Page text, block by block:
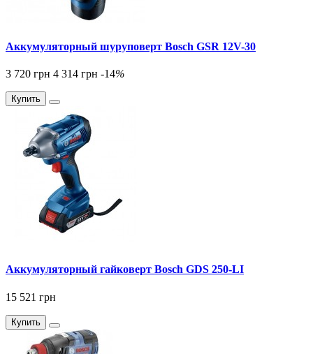
Аккумуляторный шуруповерт Bosch GSR 12V-30
3 720 грн 4 314 грн -14%
Купить
Аккумуляторный гайковерт Bosch GDS 250-LI
15 521 грн
Купить